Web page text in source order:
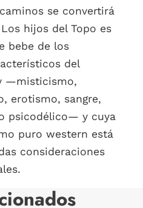
se convertirá
hijos del Topo es
bebe de los
del
—misticismo,
erotismo, sangre,
psicodélico— y cuya
puro western está
consideraciones